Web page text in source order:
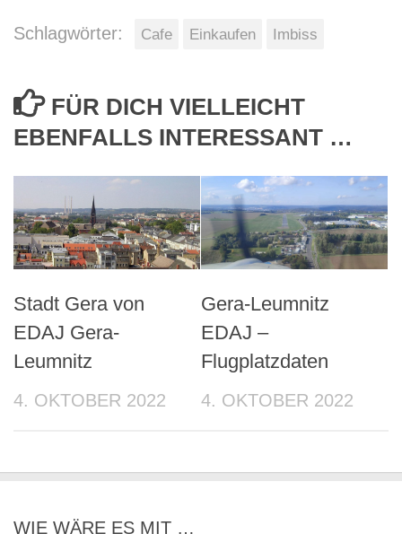
Schlagwörter: Cafe Einkaufen Imbiss
FÜR DICH VIELLEICHT
EBENFALLS INTERESSANT …
Stadt Gera von
EDAJ Gera-
Leumnitz
4. OKTOBER 2022
Gera-Leumnitz
EDAJ –
Flugplatzdaten
4. OKTOBER 2022
WIE WÄRE ES MIT …